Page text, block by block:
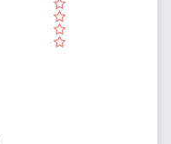
( )
( )
( )
( )